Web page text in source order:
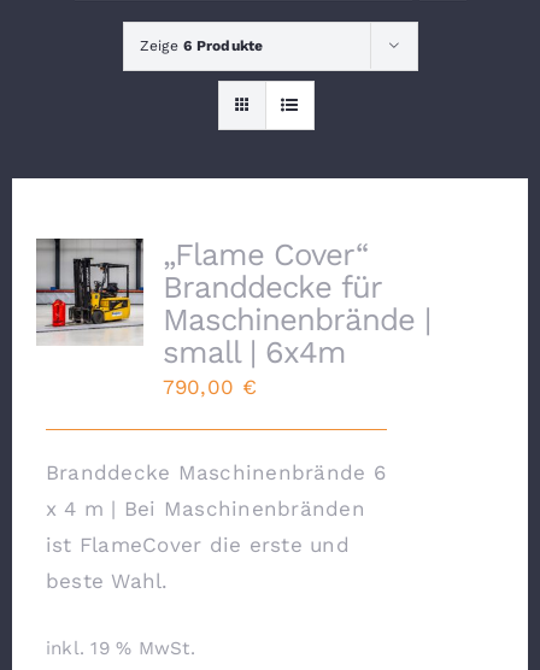
KONTAKT
Zeige6 Produkte
„Flame Cover“
Branddecke für
Maschinenbrände |
small | 6x4m
790,00 €
Branddecke Maschinenbrände 6
x 4 m | Bei Maschinenbränden
ist FlameCover die erste und
beste Wahl.
inkl. 19 % MwSt.